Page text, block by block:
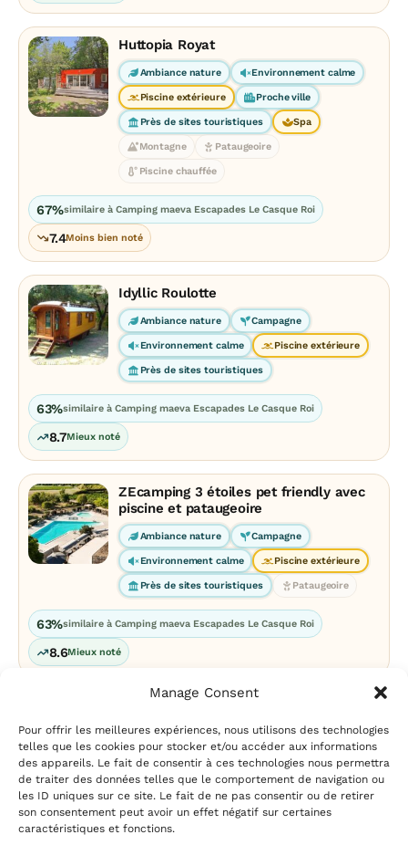
Manage Consent
Pour offrir les meilleures expériences, nous utilisons des technologies
telles que les cookies pour stocker et/ou accéder aux informations
des appareils. Le fait de consentir à ces technologies nous permettra
de traiter des données telles que le comportement de navigation ou
les ID uniques sur ce site. Le fait de ne pas consentir ou de retirer
son consentement peut avoir un effet négatif sur certaines
caractéristiques et fonctions.
Huttopia Royat
Ambiance nature Environnement calme
Piscine extérieure Proche ville
Près de sites touristiques Spa
Montagne Pataugeoire
Piscine chauffée
67%similaire à Camping maeva Escapades Le Casque Roi
7.4Moins bien noté
Idyllic Roulotte
Ambiance nature Campagne
Environnement calme Piscine extérieure
Près de sites touristiques
63%similaire à Camping maeva Escapades Le Casque Roi
8.7Mieux noté
ZEcamping 3 étoiles pet friendly avec
piscine et pataugeoire
Ambiance nature Campagne
Environnement calme Piscine extérieure
Près de sites touristiques Pataugeoire
63%similaire à Camping maeva Escapades Le Casque Roi
8.6Mieux noté
Mentions légales|Politique
de confidentialité